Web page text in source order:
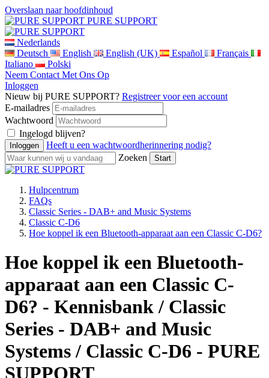
Overslaan naar hoofdinhoud
PURE SUPPORT
Nederlands
Deutsch
English English (UK) Español
Français
Italiano
Polski
Neem Contact Met Ons Op
Inloggen
Nieuw bij PURE SUPPORT? Registreer voor een account
E-mailadres
Wachtwoord
Ingelogd blijven?
Heeft u een wachtwoordherinnering nodig?
Zoeken
Hulpcentrum
FAQs
Classic Series - DAB+ and Music Systems
Classic C-D6
Hoe koppel ik een Bluetooth-apparaat aan een Classic C-D6?
Hoe koppel ik een Bluetooth-
apparaat aan een Classic C-
D6? - Kennisbank / Classic
Series - DAB+ and Music
Systems / Classic C-D6 - PURE
SUPPORT